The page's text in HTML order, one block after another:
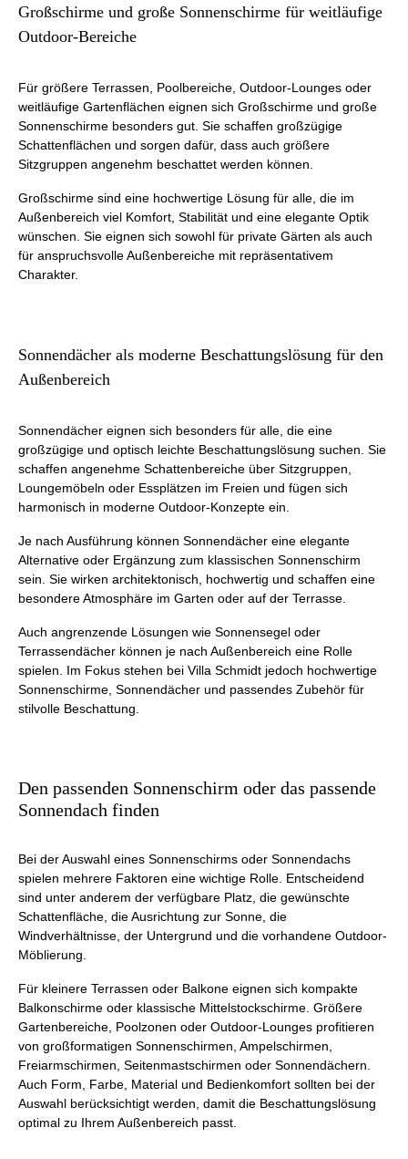
Großschirme und große Sonnenschirme für weitläufige
Outdoor-Bereiche
Für größere Terrassen, Poolbereiche, Outdoor-Lounges oder
weitläufige Gartenflächen eignen sich Großschirme und große
Sonnenschirme besonders gut. Sie schaffen großzügige
Schattenflächen und sorgen dafür, dass auch größere
Sitzgruppen angenehm beschattet werden können.
Großschirme sind eine hochwertige Lösung für alle, die im
Außenbereich viel Komfort, Stabilität und eine elegante Optik
wünschen. Sie eignen sich sowohl für private Gärten als auch
für anspruchsvolle Außenbereiche mit repräsentativem
Charakter.
Sonnendächer als moderne Beschattungslösung für den
Außenbereich
Sonnendächer eignen sich besonders für alle, die eine
großzügige und optisch leichte Beschattungslösung suchen. Sie
schaffen angenehme Schattenbereiche über Sitzgruppen,
Loungemöbeln oder Essplätzen im Freien und fügen sich
harmonisch in moderne Outdoor-Konzepte ein.
Je nach Ausführung können Sonnendächer eine elegante
Alternative oder Ergänzung zum klassischen Sonnenschirm
sein. Sie wirken architektonisch, hochwertig und schaffen eine
besondere Atmosphäre im Garten oder auf der Terrasse.
Auch angrenzende Lösungen wie Sonnensegel oder
Terrassendächer können je nach Außenbereich eine Rolle
spielen. Im Fokus stehen bei Villa Schmidt jedoch hochwertige
Sonnenschirme, Sonnendächer und passendes Zubehör für
stilvolle Beschattung.
Den passenden Sonnenschirm oder das passende
Sonnendach finden
Bei der Auswahl eines Sonnenschirms oder Sonnendachs
spielen mehrere Faktoren eine wichtige Rolle. Entscheidend
sind unter anderem der verfügbare Platz, die gewünschte
Schattenfläche, die Ausrichtung zur Sonne, die
Windverhältnisse, der Untergrund und die vorhandene Outdoor-
Möblierung.
Für kleinere Terrassen oder Balkone eignen sich kompakte
Balkonschirme oder klassische Mittelstockschirme. Größere
Gartenbereiche, Poolzonen oder Outdoor-Lounges profitieren
von großformatigen Sonnenschirmen, Ampelschirmen,
Freiarmschirmen, Seitenmastschirmen oder Sonnendächern.
Auch Form, Farbe, Material und Bedienkomfort sollten bei der
Auswahl berücksichtigt werden, damit die Beschattungslösung
optimal zu Ihrem Außenbereich passt.